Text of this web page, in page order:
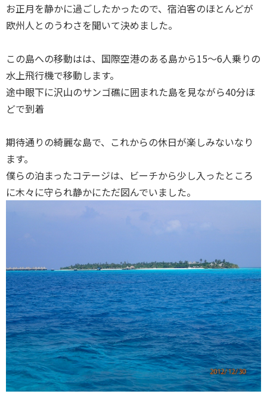
お正月を静かに過ごしたかったので、宿泊客のほとんどが
欧州人とのうわさを聞いて決めました。
この島への移動はは、国際空港のある島から15～6人乗りの
水上飛行機で移動します。
途中眼下に沢山のサンゴ礁に囲まれた島を見ながら40分ほ
どで到着
期待通りの綺麗な島で、これからの休日が楽しみないなり
ます。
僕らの泊まったコテージは、ビーチから少し入ったところ
に木々に守られ静かにただ図んでいました。